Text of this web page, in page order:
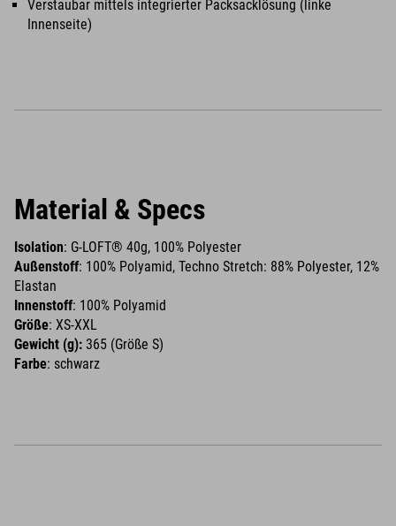
Verstaubar mittels integrierter Packsacklösung (linke
Innenseite)
Material & Specs
Isolation: G-LOFT® 40g, 100% Polyester
Außenstoff: 100% Polyamid, Techno Stretch: 88% Polyester, 12%
Elastan
Innenstoff: 100% Polyamid
Größe: XS-XXL
Gewicht (g): 365 (Größe S)
Farbe: schwarz